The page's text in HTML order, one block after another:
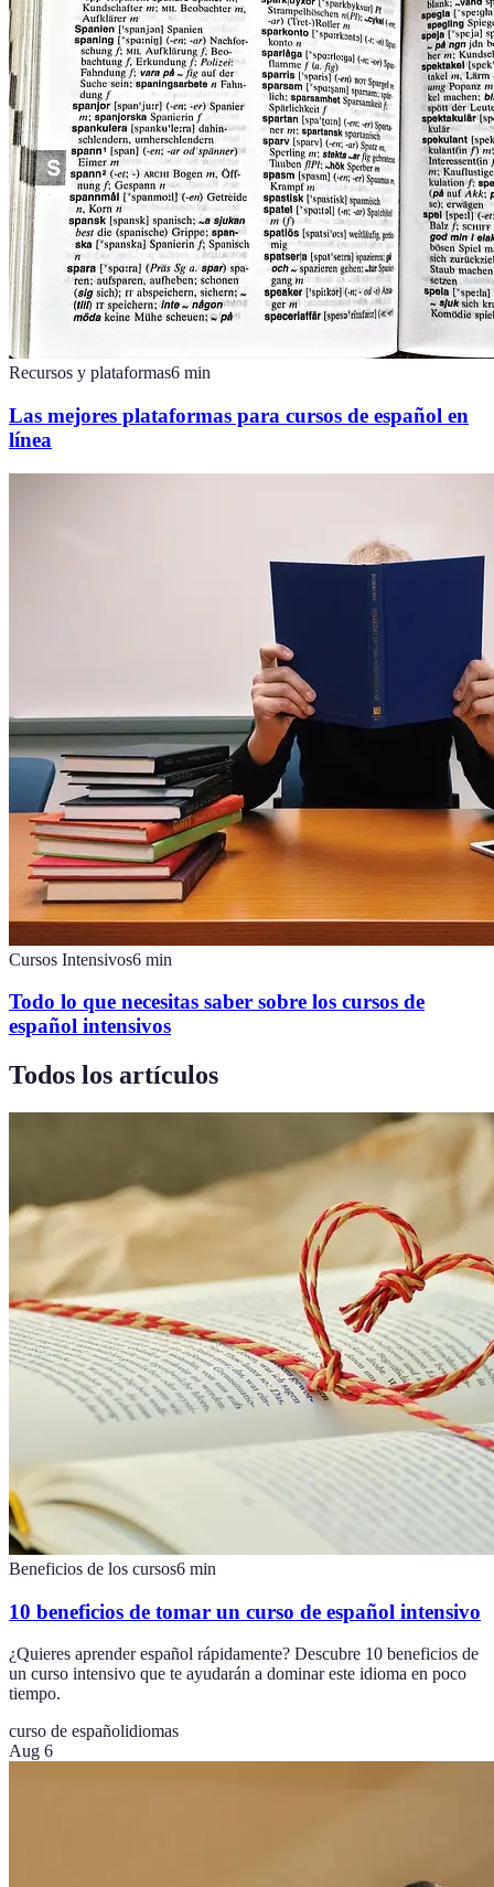
Recursos y plataformas6 min
Las mejores plataformas para cursos de español en
línea
Cursos Intensivos6 min
Todo lo que necesitas saber sobre los cursos de
español intensivos
Todos los artículos
Beneficios de los cursos6 min
10 beneficios de tomar un curso de español intensivo
¿Quieres aprender español rápidamente? Descubre 10 beneficios de
un curso intensivo que te ayudarán a dominar este idioma en poco
tiempo.
curso de españolidiomas
Aug 6